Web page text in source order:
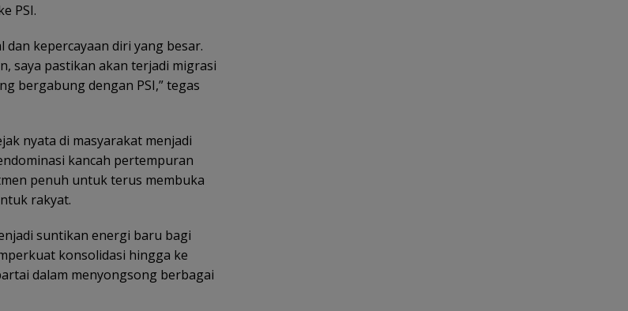
PSI.
dan kepercayaan diri yang besar.
saya pastikan akan terjadi migrasi
bergabung dengan PSI,” tegas
nyata di masyarakat menjadi
kancah pertempuran
penuh untuk terus membuka
rakyat.
suntikan energi baru bagi
konsolidasi hingga ke
dalam menyongsong berbagai